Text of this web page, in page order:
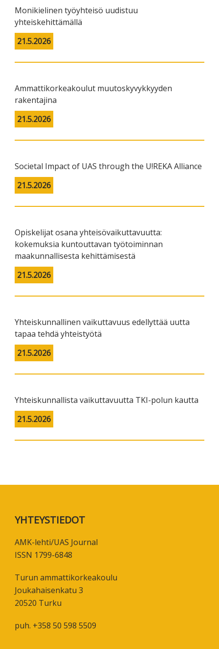
Monikielinen työyhteisö uudistuu
yhteiskehittämällä
21.5.2026
Ammattikorkeakoulut muutoskyvykkyyden
rakentajina
21.5.2026
Societal Impact of UAS through the U!REKA Alliance
21.5.2026
Opiskelijat osana yhteisövaikuttavuutta:
kokemuksia kuntouttavan työtoiminnan
maakunnallisesta kehittämisestä
21.5.2026
Yhteiskunnallinen vaikuttavuus edellyttää uutta
tapaa tehdä yhteistyötä
21.5.2026
Yhteiskunnallista vaikuttavuutta TKI-polun kautta
21.5.2026
Footer
YHTEYSTIEDOT
AMK-lehti/UAS Journal
ISSN 1799-6848
Turun ammattikorkeakoulu
Joukahaisenkatu 3
20520 Turku
puh. +358 50 598 5509